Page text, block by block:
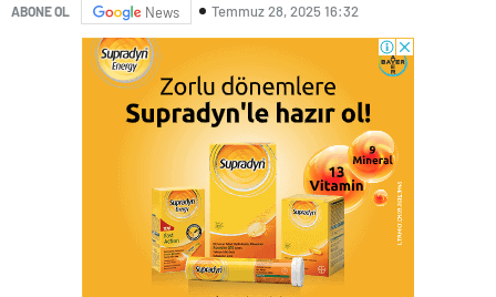
ABONE OL News Temmuz 28, 2025 16:32